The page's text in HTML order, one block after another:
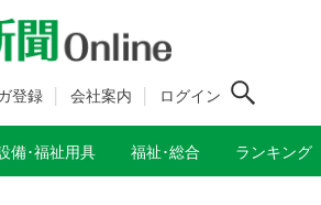
登録 会社案内 ログイン
備･福祉用具 福祉･総合 ランキング